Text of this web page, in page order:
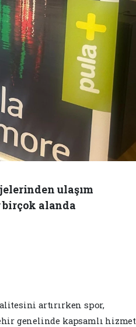
ulaşım
birçok alanda
artırırken spor,
genelinde kapsamlı hizmet